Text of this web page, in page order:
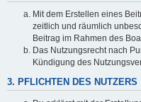
Mit dem Erstellen eines
zeitlich und räumlich
Beitrag im Rahmen des
Das Nutzungsrecht nach
Kündigung des
3. PFLICHTEN DES NUTZERS